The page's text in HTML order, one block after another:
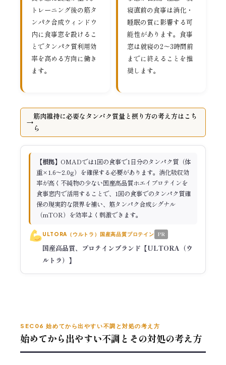
トレーニング後の筋タ
ンパク合成ウィンドウ
内に食事窓を設けるこ
とでタンパク質利用効
率を高める方向に働き
ます。
寝直前の食事は消化・
睡眠の質に影響する可
能性があります。食事
窓は就寝の2〜3時間前
までに終えることを推
奨します。
筋肉維持に必要なタンパク質量と摂り方の考え方はこち
ら
【根拠】 OMADでは1回の食事で1日分のタンパク質（体
重×1.6〜2.0g）を確保する必要があります。消化吸収効
率が高く不純物の少ない国産高品質ホエイプロテインを
食事窓内で活用することで、1回の食事でのタンパク質確
保の現実的な限界を補い、筋タンパク合成シグナル
（mTOR）を効率よく刺激できます。
ULTORA（ウルトラ）国産高品質プロテイン PR
国産高品質、プロテインブランド【ULTORA（ウ
ルトラ）】
SEC06 始めてから出やすい不調と対処の考え方
始めてから出やすい不調とその対処の考え方